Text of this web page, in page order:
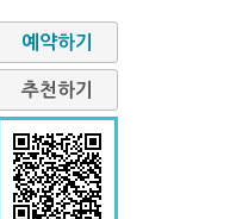
예약하기
추천하기